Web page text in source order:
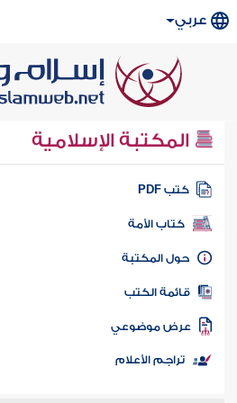
عربي
المكتبة الإسلامية
كتب PDF
كتاب الأمة
المكتبة
الكتب
موضوعي